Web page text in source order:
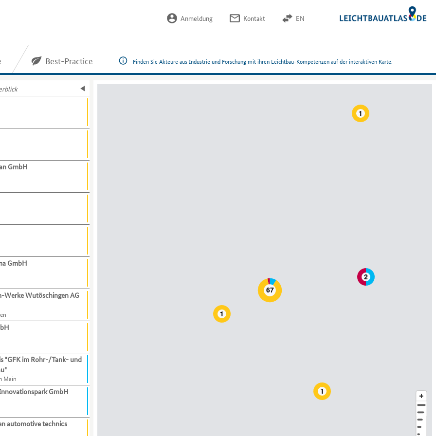
Best-Practice Finden Sie Akteure aus Industrie und Forschung mit ihren Leichtbau-Kompetenzen auf der interaktiven Karte.
Anmeldung Kontakt EN
GmbH
GmbH
Werke Wutöschingen AG
"GFK im Rohr-/Tank- und
Main
GmbH
automotive technics
67
2
1
1
1